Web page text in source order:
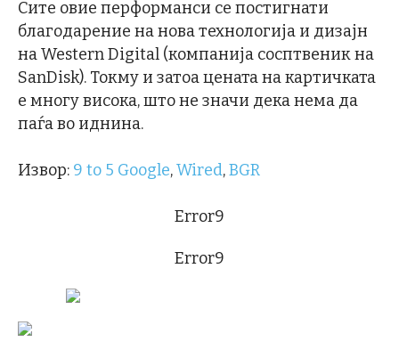
Сите овие перформанси се постигнати
благодарение на нова технологија и дизајн
на Western Digital (компанија сосптвеник на
SanDisk). Токму и затоа цената на картичката
е многу висока, што не значи дека нема да
паѓа во иднина.
Извор: 9 to 5 Google,Wired,BGR
Error9
Error9